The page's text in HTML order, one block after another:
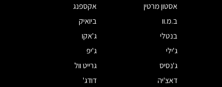
אסטון מרטין
אקספנג
ב.מ.וו
ביואיק
בנטלי
ג'אקו
ג'ילי
ג'יפ
ג'נסיס
גרייט וול
דאצ'יה
דודג'